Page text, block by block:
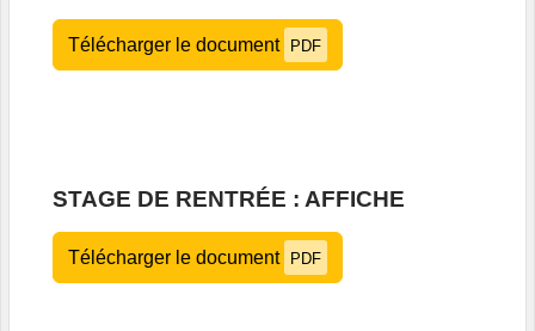
Télécharger le document PDF
STAGE DE RENTRÉE : AFFICHE
Télécharger le document PDF